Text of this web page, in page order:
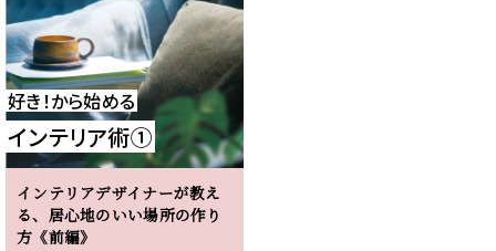
好き！から始める
インテリア術①
インテリアデザイナーが教え
る、居心地のいい場所の作り
方《前編》